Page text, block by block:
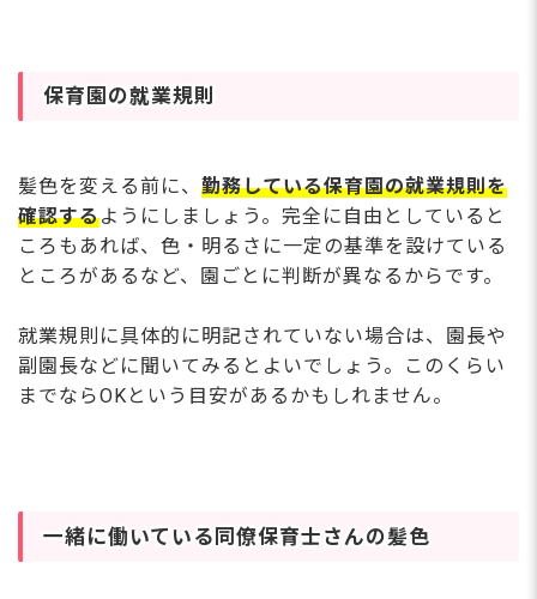
保育園の就業規則
髪色を変える前に、 勤務している保育園の就業規則を
確認するようにしましょう。完全に自由としていると
ころもあれば、色・明るさに一定の基準を設けている
ところがあるなど、園ごとに判断が異なるからです。
就業規則に具体的に明記されていない場合は、園長や
副園長などに聞いてみるとよいでしょう。このくらい
までならOKという目安があるかもしれません。
一緒に働いている同僚保育士さんの髪色